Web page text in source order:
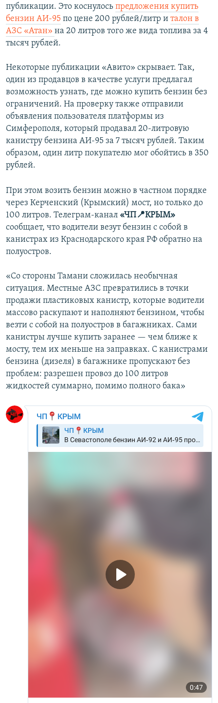
публикации. Это коснулось предложения купить
бензин АИ-95 по цене 200 рублей/литр и талон в
АЗС «Атан» на 20 литров того же вида топлива за 4
тысяч рублей.
Некоторые публикации «Авито» скрывает. Так,
один из продавцов в качестве услуги предлагал
возможность узнать, где можно купить бензин без
ограничений. На проверку также отправили
объявления пользователя платформы из
Симферополя, который продавал 20-литровую
канистру бензина АИ-95 за 7 тысяч рублей. Таким
образом, один литр покупателю мог обойтись в 350
рублей.
При этом возить бензин можно в частном порядке
через Керченский (Крымский) мост, но только до
100 литров. Телеграм-канал «ЧП📍КРЫМ»
сообщает, что водители везут бензин с собой в
канистрах из Краснодарского края РФ обратно на
полуостров.
«Со стороны Тамани сложилась необычная
ситуация. Местные АЗС превратились в точки
продажи пластиковых канистр, которые водители
массово раскупают и наполняют бензином, чтобы
везти с собой на полуостров в багажниках. Сами
канистры лучше купить заранее — чем ближе к
мосту, тем их меньше на заправках. С канистрами
бензина (дизеля) в багажнике пропускают без
проблем: разрешен провоз до 100 литров
жидкостей суммарно, помимо полного бака»